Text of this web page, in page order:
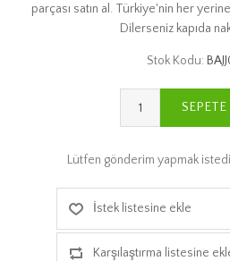
parçası satın al. Türkiye'nin her
Dilerseniz kapıda
Stok Kodu:
SEPETE
Lütfen gönderim yapmak
İstek listesine ekle
Karşılaştırma listesine